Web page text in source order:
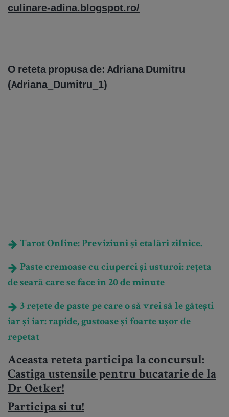
culinare-adina.blogspot.ro/
O reteta propusa de: Adriana Dumitru
(Adriana_Dumitru_1)
Tarot Online: Previziuni și etalări zilnice.
Paste cremoase cu ciuperci și usturoi: rețeta
de seară care se face în 20 de minute
3 rețete de paste pe care o să vrei să le gătești
iar și iar: rapide, gustoase și foarte ușor de
repetat
Aceasta reteta participa la concursul:
Castiga ustensile pentru bucatarie de la
Dr Oetker!
Participa si tu!